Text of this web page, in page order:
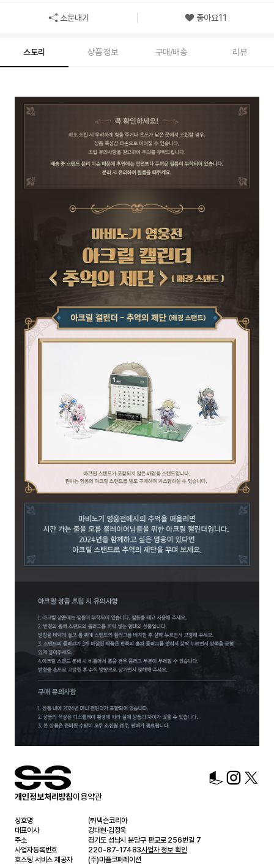
소문내기 좋아요11
스토리 상품 정보 구매/배송 리뷰
개인정보처리방침이용약관
상호명
㈜넥슨코리아
대표이사
강대현·김정욱
주소
경기도 성남시 분당구 판교로 256번길 7
사업자등록번호
220-87-17483사업자 정보 확인
호스팅 서비스 제공자
(주)마플코퍼레이션